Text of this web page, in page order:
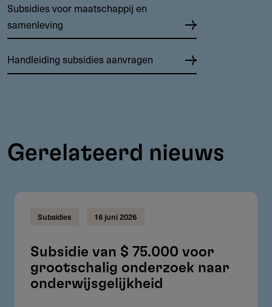
Subsidies voor maatschappij en
samenleving
Handleiding subsidies aanvragen
Gerelateerd nieuws
Subsidies 16 juni 2026
Subsidie van $ 75.000 voor
grootschalig onderzoek naar
onderwijsgelijkheid